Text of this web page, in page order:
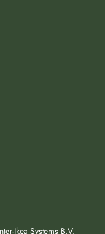
Ikea Systems B.V.